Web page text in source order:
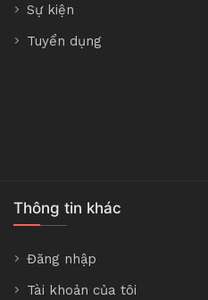
Sự kiện
Tuyển dụng
Thông tin khác
Đăng nhập
Tài khoản của tôi